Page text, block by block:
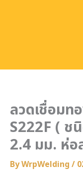
ลวดเชื่อมท
S222F ( ช
2.4 มม. ห่อ
ByWrpWelding /